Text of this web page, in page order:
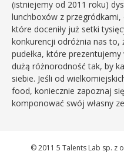
(istniejemy od 2011 roku)
lunchboxów z przegródkami,
które doceniły już setki
konkurencji odróżnia nas to,
pudełka, które
dużą różnorodność tak, by
siebie. Jeśli od
food, koniecznie zapoznaj
komponować swój własny
© 2011 5 Talents Lab sp. z